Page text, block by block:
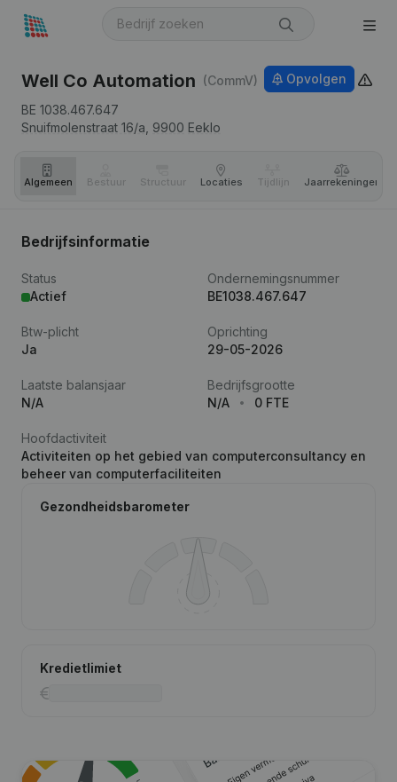
Well Co Automation (CommV)
BE 1038.467.647
Snuifmolenstraat 16/a, 9900 Eeklo
Opvolgen
Algemeen Bestuur Structuur Locaties Tijdlijn Jaar­rekeningen
Bedrijfsinformatie
Status
Actief
Ondernemingsnummer
BE1038.467.647
Btw-plicht
Ja
Oprichting
29-05-2026
Laatste balansjaar
N/A
Bedrijfsgrootte
N/A
0 FTE
Hoofdactiviteit
Activiteiten op het gebied van computerconsultancy en
beheer van computerfaciliteiten
Gezondheidsbarometer
Kredietlimiet